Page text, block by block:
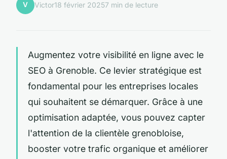
V Victor18 février 20257 min de lecture
Augmentez votre visibilité en ligne avec le
SEO à Grenoble. Ce levier stratégique est
fondamental pour les entreprises locales
qui souhaitent se démarquer. Grâce à une
optimisation adaptée, vous pouvez capter
l'attention de la clientèle grenobloise,
booster votre trafic organique et améliorer